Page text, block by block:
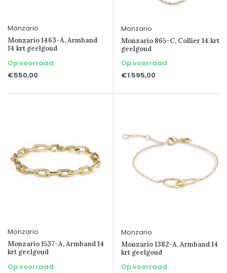
Monzario
Monzario 1463-A, Armband
14 krt geelgoud
Op voorraad
€550,00
Monzario
Monzario 865-C, Collier 14 krt
geelgoud
Op voorraad
€1.595,00
Monzario
Monzario 1537-A, Armband 14
krt geelgoud
Op voorraad
Monzario
Monzario 1382-A, Armband 14
krt geelgoud
Op voorraad